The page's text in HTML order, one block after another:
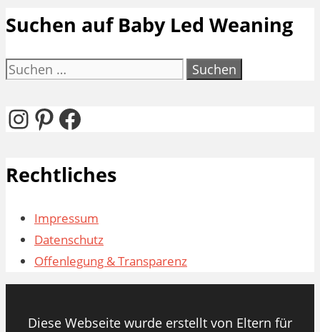
Suchen auf Baby Led Weaning
Suchen
Instagram
Pinterest
Facebook
Rechtliches
Impressum
Datenschutz
Offenlegung & Transparenz
Diese Webseite wurde erstellt von Eltern für